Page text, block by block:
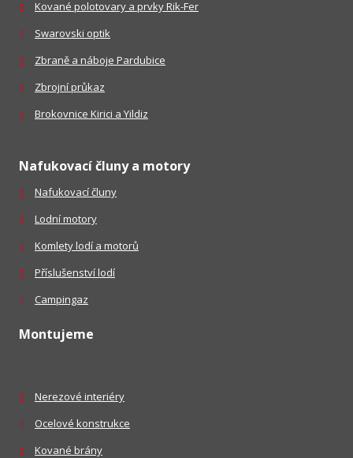
Kované polotovary a prvky Rik-Fer
Swarovski optik
Zbraně a náboje Pardubice
Zbrojní průkaz
Brokovnice Kirici a Yildiz
Nafukovací čluny a motory
Nafukovací čluny
Lodní motory
Komlety lodí a motorů
Příslušenství lodí
Campingaz
Montujeme
Nerezové interiéry
Ocelové konstrukce
Kované brány